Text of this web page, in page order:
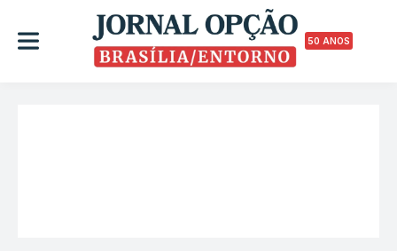
50 ANOS